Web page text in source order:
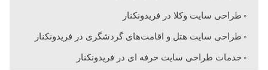
طراحی سایت وکلا در فریدونکنار
طراحی سایت هتل و اقامت‌های گردشگری در فریدونکنار
خدمات طراحی سایت حرفه ای در فریدونکنار